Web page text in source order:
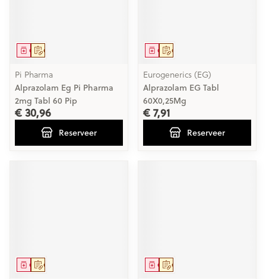
Op voorschrift
Geneesmiddel
Pi Pharma
Alprazolam Eg Pi Pharma
2mg Tabl 60 Pip
€ 30,96
Reserveer
Op voorschrift
Geneesmiddel
Eurogenerics (EG)
Alprazolam EG Tabl
60X0,25Mg
€ 7,91
Reserveer
Op voorschrift
Geneesmiddel Op voorschrift
Geneesmiddel